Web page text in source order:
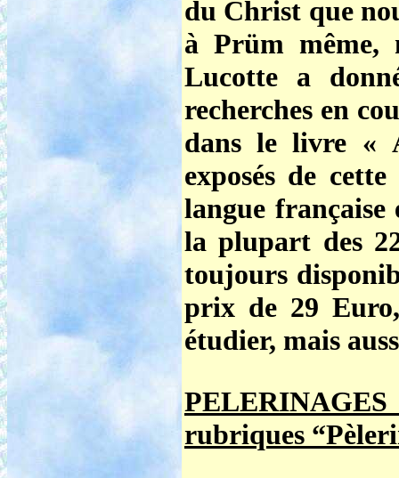
du Christ que
à Prüm même,
Lucotte a
recherches en
dans lelivre «
exposés de
langue
la plupart des
toujours
prix de 29
étudier, mais
rubriques